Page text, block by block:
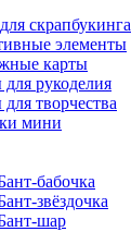
скрапбукинга
элементы
карты
рукоделия
творчества
мини
бабочка
звёздочка
шар